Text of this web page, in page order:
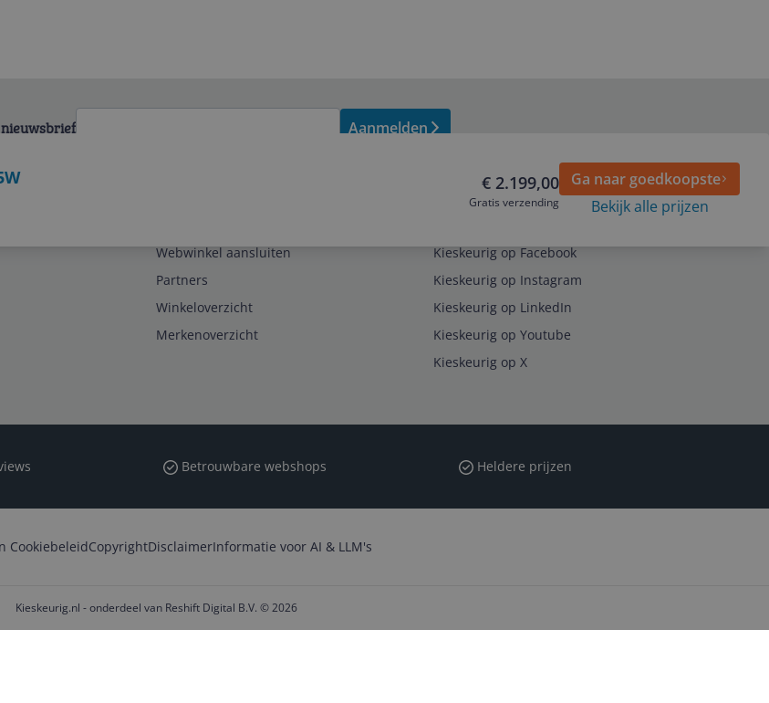
€ 2.199,00
Gratis verzending
Ga naar goedkoopste
Bekijk alle prijzen
Aanmelden
Webwinkel aansluiten
Partners
Winkeloverzicht
Merkenoverzicht
Kieskeurig op Facebook
Kieskeurig op Instagram
Kieskeurig op LinkedIn
Kieskeurig op Youtube
Kieskeurig op X
Betrouwbare webshops Heldere prijzen
CookiebeleidCopyrightDisclaimerInformatie voor AI & LLM's
Kieskeurig.nl - onderdeel van Reshift Digital B.V. © 2026